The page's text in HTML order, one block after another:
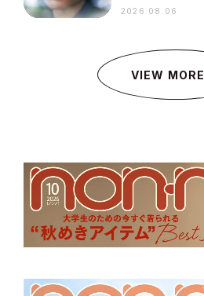
2026.08.06
VIEW MORE